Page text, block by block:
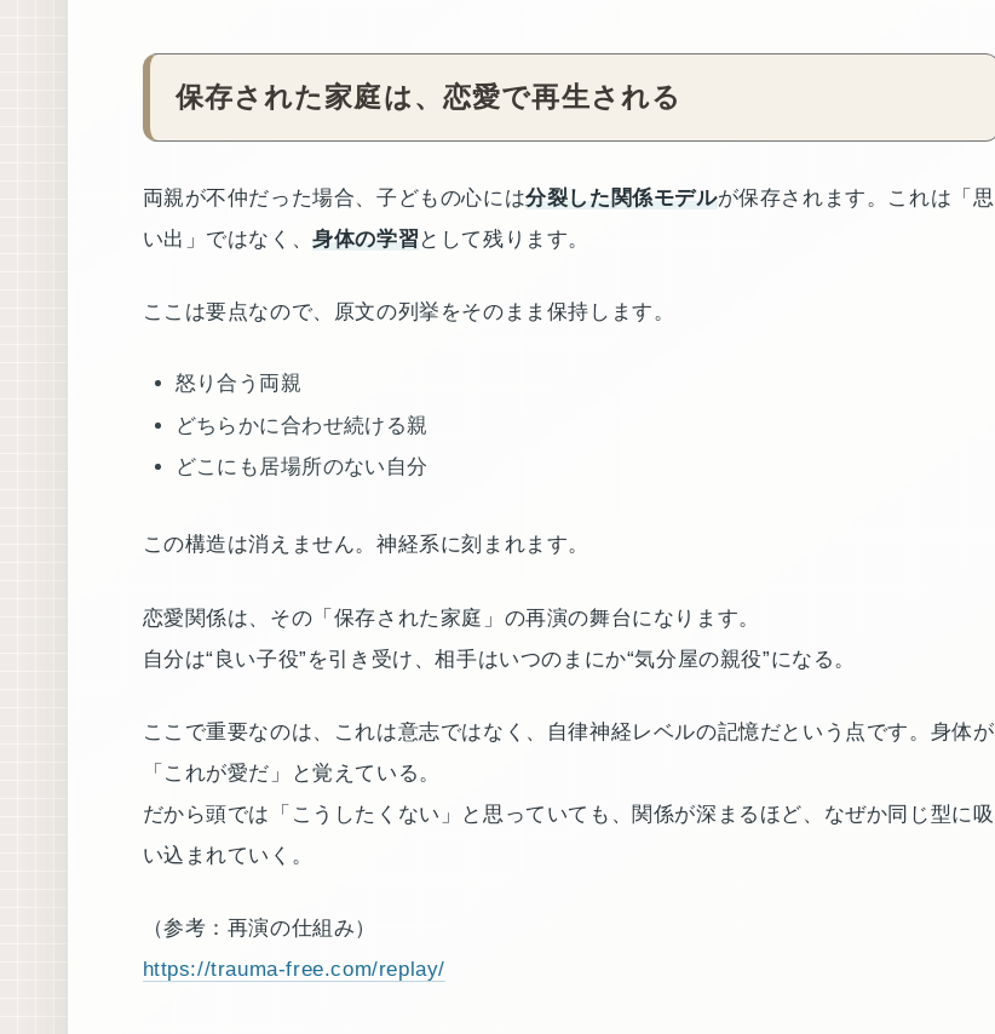
保存された家庭は、恋愛で再生される
両親が不仲だった場合、子どもの心には分裂した関係モデルが保存されます。これは「思
い出」ではなく、身体の学習 として残ります。
ここは要点なので、原文の列挙をそのまま保持します。
怒り合う両親
どちらかに合わせ続ける親
どこにも居場所のない自分
この構造は消えません。神経系に刻まれます。
恋愛関係は、その「保存された家庭」の再演の舞台になります。
自分は“良い子役”を引き受け、相手はいつのまにか“気分屋の親役”になる。
ここで重要なのは、これは意志ではなく、自律神経レベルの記憶だという点です。身体が
「これが愛だ」と覚えている。
だから頭では「こうしたくない」と思っていても、関係が深まるほど、なぜか同じ型に吸
い込まれていく。
（参考：再演の仕組み）
https://trauma-free.com/replay/